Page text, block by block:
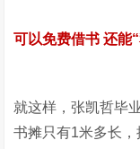
可以免费借书 还能
就这样，张凯哲毕
书摊只有1米多长